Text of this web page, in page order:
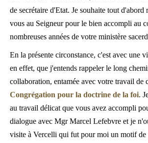
de secrétaire d'Etat. Je souhaite tout d'abord
vous au Seigneur pour le bien accompli au
nombreuses années de votre ministère
En la présente circonstance, c'est avec une
en effet, que j'entends rappeler le long
collaboration, entamée avec votre travail de
Congrégation pour la doctrine de la foi.
au travail délicat que vous avez accompli
dialogue avec Mgr Marcel Lefebvre et je
visite à Vercelli qui fut pour moi un motif de